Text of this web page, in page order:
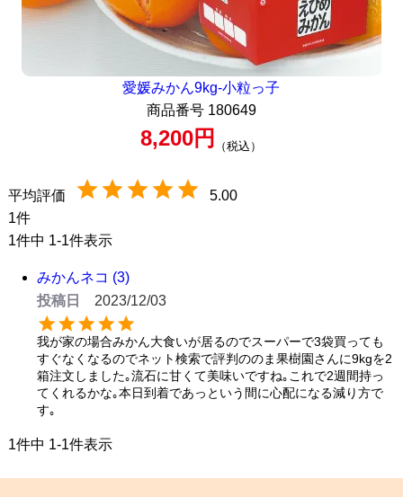
愛媛みかん9kg-小粒っ子
商品番号 180649
8,200 税込
5.00
1
1件中 1-1件表示
みかんネコ
3
投稿日
2023/12/03
我が家の場合みかん大食いが居るのでスーパーで3袋買っても
すぐなくなるのでネット検索で評判ののま果樹園さんに9kgを2
箱注文しました｡流石に甘くて美味いですね｡これで2週間持っ
てくれるかな｡本日到着であっという間に心配になる減り方で
す｡
1件中 1-1件表示